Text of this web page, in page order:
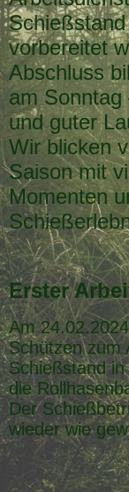
vorbereitet
Abschluss
am Sonntag
und guter
Wir blicken
Saison mit
Momenten
Erster
Am
Schützen zum
Schießstand
die
Der
wieder wie